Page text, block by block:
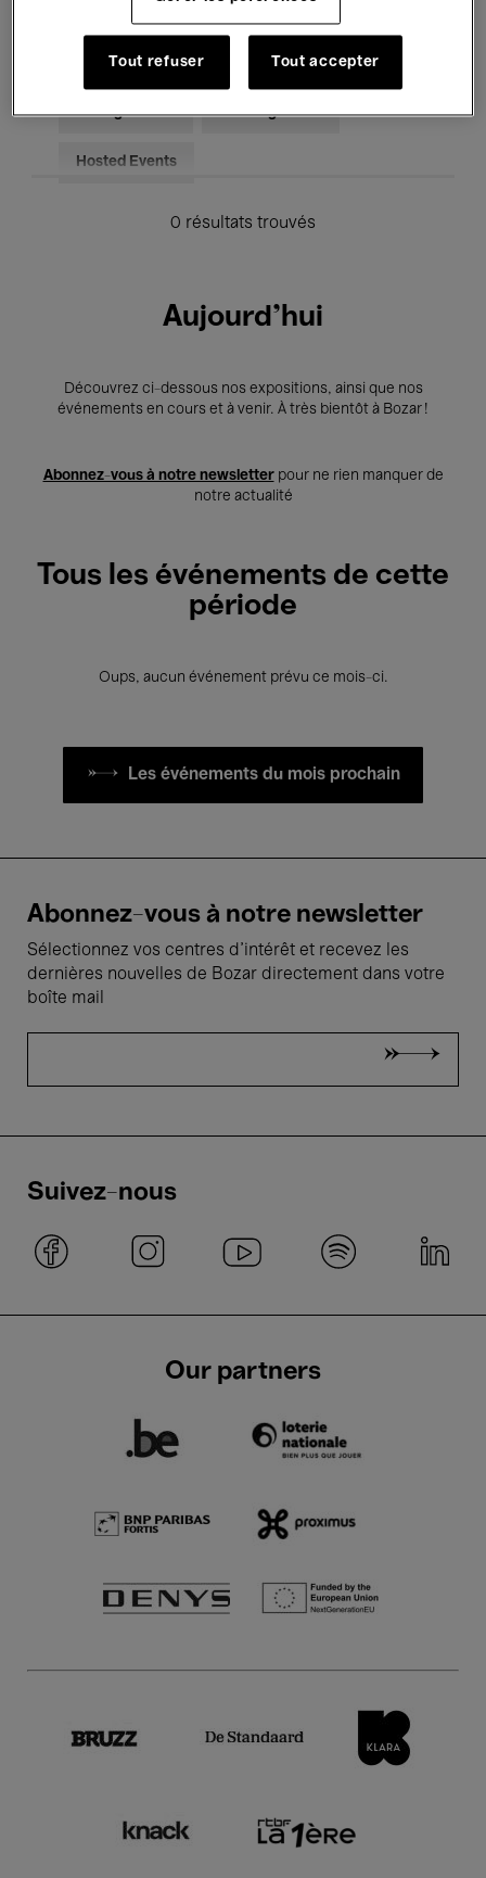
Pour tous Kids’ Palace
Enseignement Visites guidées
Hosted Events
0 résultats trouvés
Aujourd'hui
Découvrez ci-dessous nos expositions, ainsi que nos
événements en cours et à venir. À très bientôt à Bozar !
Abonnez-vous à notre newsletterpour ne rien manquer de
notre actualité
Tous les événements de cette
période
Oups, aucun événement prévu ce mois-ci.
Les événements du mois prochain
Abonnez-vous à notre newsletter
Sélectionnez vos centres d'intérêt et recevez les
dernières nouvelles de Bozar directement dans votre
boîte mail
Suivez-nous
Our partners
Tout refuser Tout accepter